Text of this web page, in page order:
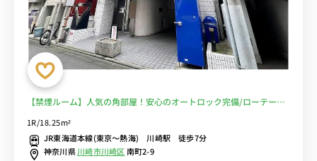
【禁煙ルーム】人気の角部屋！安心のオートロック完備/ローテーブ
屋■選べるWi-Fi格安レンタル中！
1R/18.25m²
JR東海道本線(東京～熱海) 川崎駅 徒歩7分
神奈川県川崎市川崎区南町2-9